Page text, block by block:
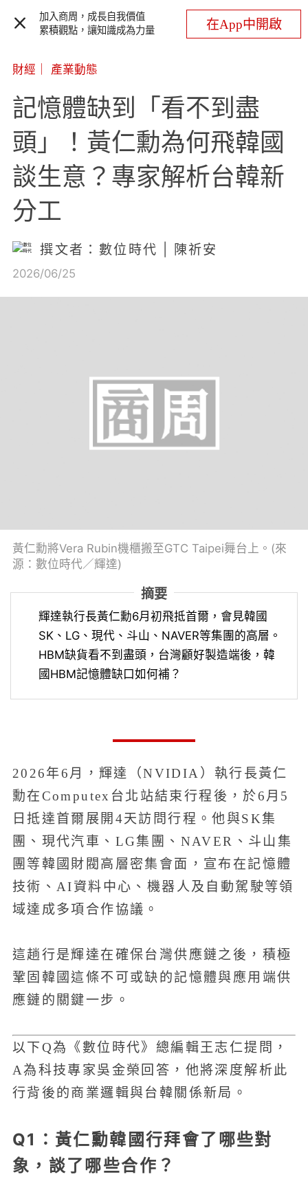
加入商周，成長自我價值
累積觀點，讓知識成為力量
在App中開啟
財經 產業動態
記憶體缺到「看不到盡
頭」！黃仁勳為何飛韓國
談生意？專家解析台韓新
分工
撰文者：數位時代 | 陳祈安
2026/06/25
黃仁勳將Vera Rubin機櫃搬至GTC Taipei舞台上。(來
源：數位時代／輝達)
摘要
輝達執行長黃仁勳6月初飛抵首爾，會見韓國
SK、LG、現代、斗山、NAVER等集團的高層。
HBM缺貨看不到盡頭，台灣顧好製造端後，韓
國HBM記憶體缺口如何補？
2026年6月，輝達（NVIDIA）執行長黃仁
勳在Computex台北站結束行程後，於6月5
日抵達首爾展開4天訪問行程。他與SK集
團、現代汽車、LG集團、NAVER、斗山集
團等韓國財閥高層密集會面，宣布在記憶體
技術、AI資料中心、機器人及自動駕駛等領
域達成多項合作協議。
這趟行是輝達在確保台灣供應鏈之後，積極
鞏固韓國這條不可或缺的記憶體與應用端供
應鏈的關鍵一步。
以下Q為《數位時代》總編輯王志仁提問，
A為科技專家吳金榮回答，他將深度解析此
行背後的商業邏輯與台韓關係新局。
Q1：黃仁勳韓國行拜會了哪些對
象，談了哪些合作？